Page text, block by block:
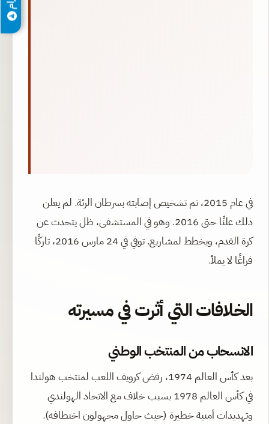
في عام 2015، تم تشخيص إصابته بسرطان الرئة. لم يعلن
ذلك علنًا حتى 2016. وهو في المستشفى، ظل يتحدث عن
كرة القدم، ويخطط لمشاريع. توفي في 24 مارس 2016، تاركًا
فراغًا لا يملأ.
الخلافات التي أثرت في مسيرته
الانسحاب من المنتخب الوطني
بعد كأس العالم 1974، رفض كرويف اللعب لمنتخب هولندا
في كأس العالم 1978 بسبب خلاف مع الاتحاد الهولندي
وتهديدات أمنية خطيرة (حيث حاول مجهولون اختطافه).